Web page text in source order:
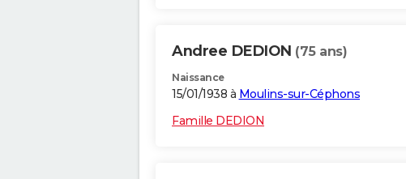
Andree DEDION (75 ans)
Naissance
15/01/1938 à Moulins-sur-Céphons
Famille DEDION